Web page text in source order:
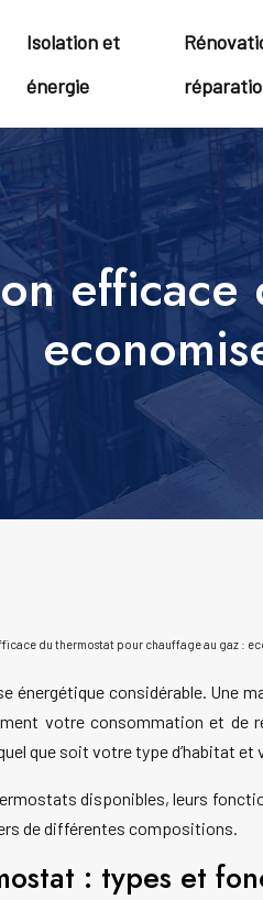
Isolation et
énergie
du thermostat pour chauffage au gaz :
énergétique considérable.
votre consommation et de
que soit votre type d’habitat et
disponibles, leurs
de différentes compositions.
: types et